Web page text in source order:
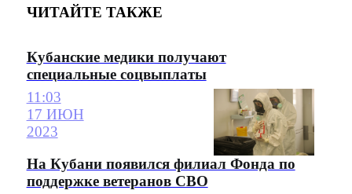
ЧИТАЙТЕ ТАКЖЕ
Кубанские медики получают
специальные соцвыплаты
11:03
17 ИЮН
2023
На Кубани появился филиал Фонда по
поддержке ветеранов СВО